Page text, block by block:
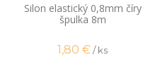
Silon elastický 0,8mm číry
špulka 8m
1,80 €/ ks